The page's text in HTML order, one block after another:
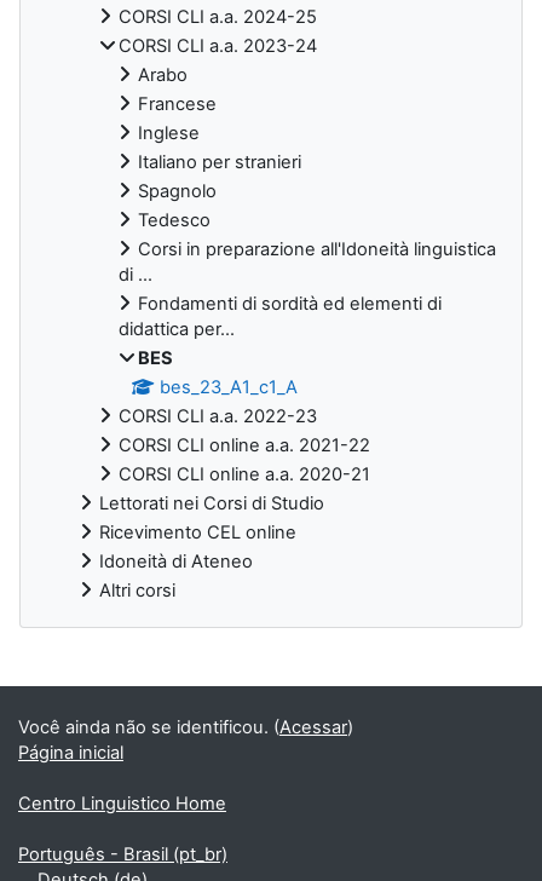
CORSI CLI a.a. 2024-25
CORSI CLI a.a. 2023-24
Arabo
Francese
Inglese
Italiano per stranieri
Spagnolo
Tedesco
Corsi in preparazione all'Idoneità linguistica
di ...
Fondamenti di sordità ed elementi di
didattica per...
BES
bes_23_A1_c1_A
CORSI CLI a.a. 2022-23
CORSI CLI online a.a. 2021-22
CORSI CLI online a.a. 2020-21
Lettorati nei Corsi di Studio
Ricevimento CEL online
Idoneità di Ateneo
Altri corsi
Blocos suplementares
Você ainda não se identificou. (Acessar)
Página inicial
Centro Linguistico Home
Português - Brasil ‎(pt_br)‎